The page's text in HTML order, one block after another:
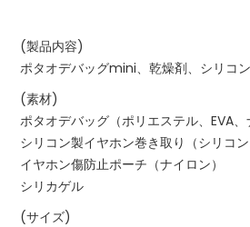
(製品内容)
ポタオデバッグmini、乾燥剤、シリコ
(素材)
ポタオデバッグ（ポリエステル、EVA、
シリコン製イヤホン巻き取り（シリコン
イヤホン傷防止ポーチ（ナイロン）
シリカゲル
(サイズ)